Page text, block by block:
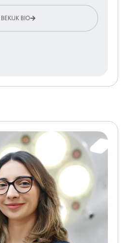
BEKIJK BIO